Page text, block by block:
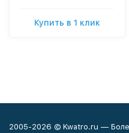
Купить в 1 клик
2005-2026 © Kwatro.ru —